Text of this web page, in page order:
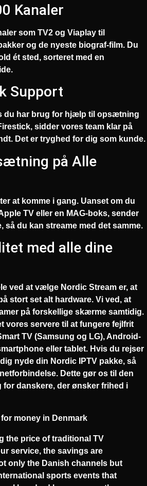
Kanaler
som TV2 og Viaplay til
og de nyeste biograf-film. Du
ét sted, sorteret med en
Support
du har brug for hjælp til opsætning
sidder vores team klar på
Det er tryghed for dig som kunde.
på Alle
at komme i gang. Uanset om du
TV eller en MAG-boks, sender
så du kan streame med det samme.
med alle dine
ved at vælge Nordic Stream er, at
stort set alt hardware. Vi ved, at
på forskellige skærme samtidig.
vores servere til at fungere fejlfrit
TV (Samsung og LG), Android-
eller tablet. Hvis du rejser
nyde din Nordic IPTV pakke, så
Dette gør os til den
for danskere, der ønsker frihed i
money in Denmark
the price of traditional TV
service, the savings are
only the Danish channels but
sports events that